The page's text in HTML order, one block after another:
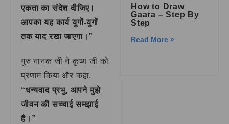
एकता का संदेश दीजिए।
आपका यह कार्य युगों-युगों
तक याद रखा जाएगा।”
गुरु नानक जी ने कृष्ण जी को
प्रणाम किया और कहा,
“धन्यवाद प्रभु, आपने मुझे
जीवन की सच्चाई समझाई
है।”
How to Draw
Gaara – Step By
Step
Read More »